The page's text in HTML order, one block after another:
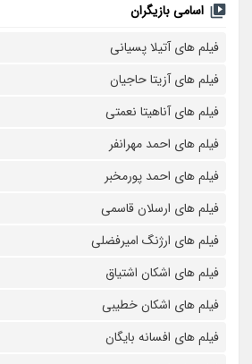
اسامی بازیگران
فیلم های آتیلا پسیانی
فیلم های آزیتا حاجیان
فیلم های آناهیتا نعمتی
فیلم های احمد مهرانفر
فیلم های احمد پورمخبر
فیلم های ارسلان قاسمی
فیلم های ارژنگ امیرفضلی
فیلم های اشکان اشتیاق
فیلم های اشکان خطیبی
فیلم های افسانه بایگان